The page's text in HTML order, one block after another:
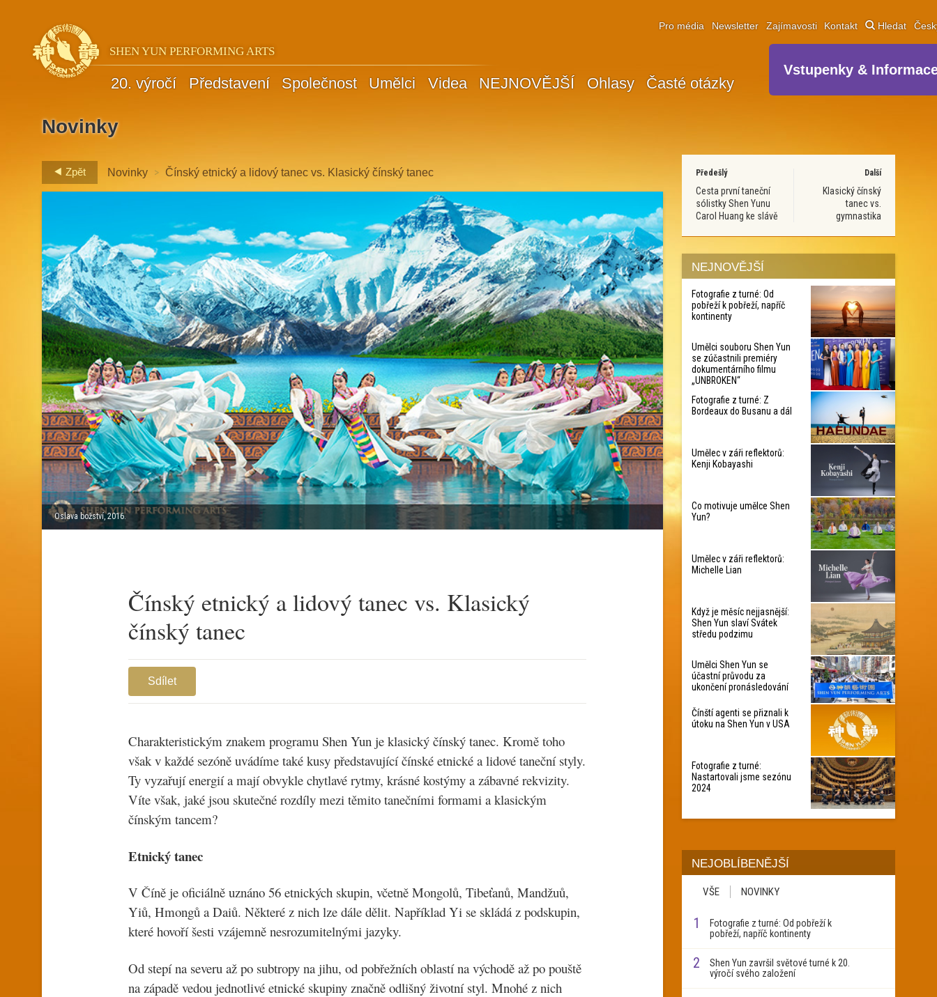
SHEN YUN PERFORMING ARTS
20. výročí Představení Společnost Umělci Videa NEJNOVĚJŠÍ Ohlasy Časté otázky
Pro média Newsletter Zajímavosti Kontakt Hledat
Vstupenky &
Novinky
Zpět Novinky > Čínský etnický a lidový tanec vs. Klasický čínský tanec
Oslava božství, 2016.
Čínský etnický a lidový tanec vs. Klasický
čínský tanec
Sdílet
Charakteristickým znakem programu Shen Yun je klasický čínský tanec. Kromě toho
však v každé sezóně uvádíme také kusy představující čínské etnické a lidové taneční styly.
Ty vyzařují energií a mají obvykle chytlavé rytmy, krásné kostýmy a zábavné rekvizity.
Víte však, jaké jsou skutečné rozdíly mezi těmito tanečními formami a klasickým
čínským tancem?
Etnický tanec
V Číně je oficiálně uznáno 56 etnických skupin, včetně Mongolů, Tibeťanů, Mandžuů,
Yiů, Hmongů a Daiů. Některé z nich lze dále dělit. Například Yi se skládá z podskupin,
které hovoří šesti vzájemně nesrozumitelnými jazyky.
Od stepí na severu až po subtropy na jihu, od pobřežních oblastí na východě až po pouště
na západě vedou jednotlivé etnické skupiny značně odlišný životní styl. Mnohé z nich
Předešlý
Cesta první taneční
sólistky Shen Yunu
Carol Huang ke slávě
Další
Klasický čínský
tanec vs.
gymnastika
NEJNOVĚJŠÍ
Fotografie z turné: Od
pobřeží k pobřeží, napříč
kontinenty
Umělci souboru Shen Yun
se zúčastnili premiéry
dokumentárního filmu
„UNBROKEN“
Fotografie z turné: Z
Bordeaux do Busanu a dál
Umělec v záři reflektorů:
Kenji Kobayashi
Co motivuje umělce Shen
Yun?
Umělec v záři reflektorů:
Michelle Lian
Když je měsíc nejjasnější:
Shen Yun slaví Svátek
středu podzimu
Umělci Shen Yun se
účastní průvodu za
ukončení pronásledování
Čínští agenti se přiznali k
útoku na Shen Yun v USA
Fotografie z turné:
Nastartovali jsme sezónu
2024
NEJOBLÍBENĚJŠÍ
VŠE NOVINKY
1
Fotografie z turné: Od pobřeží k
pobřeží, napříč kontinenty
2
Shen Yun završil světové turné k 20.
výročí svého založení